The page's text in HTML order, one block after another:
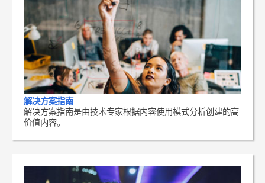
解决方案指南
解决方案指南是由技术专家根据内容使用模式分析创建的高
价值内容。